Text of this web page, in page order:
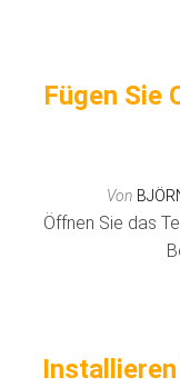
Fügen Sie
Von
Öffnen Sie das